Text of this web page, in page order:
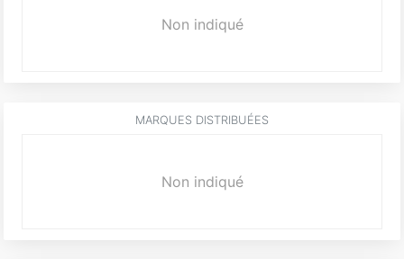
Non indiqué
MARQUES DISTRIBUÉES
Non indiqué